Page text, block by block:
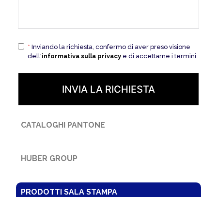
CATALOGHI PANTONE
HUBER GROUP
PRODOTTI SALA STAMPA
* Inviando la richiesta, confermo di aver preso visione
dell'informativa sulla privacye di accettarne i termini
INVIA LA RICHIESTA